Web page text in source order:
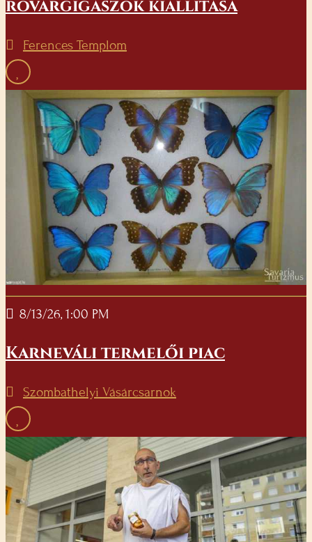
rovargigászok kiállítása
Ferences Templom
8/13/26, 1:00 PM
Karneváli termelői piac
Szombathelyi Vásárcsarnok